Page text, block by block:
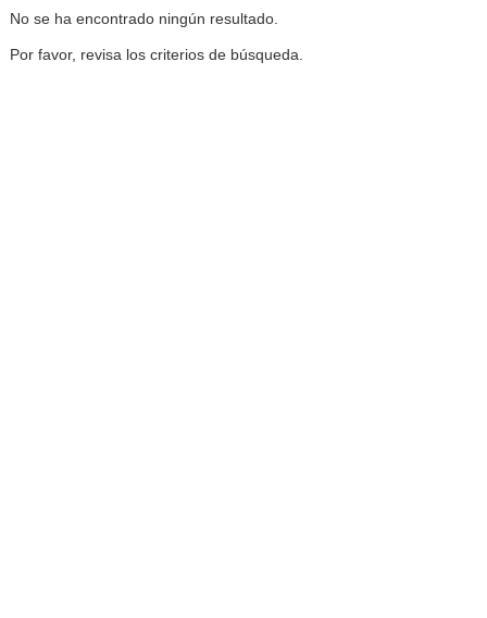
No se ha encontrado ningún resultado.
Por favor, revisa los criterios de búsqueda.